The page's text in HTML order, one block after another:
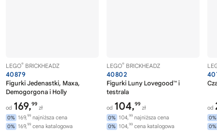
LEGO® BRICKHEADZ
40879
Figurki Jedenastki, Maxa,
Demogorgona i Holly
od 169,99
zł
0% 169,99 najniższa cena
0% 169,99 cena katalogowa
LEGO® BRICKHEADZ
40802
Figurki Luny Lovegood™ i
testrala
od 104,99
zł
0% 104,99 najniższa cena
0% 104,99 cena katalogowa
od
0%
0%